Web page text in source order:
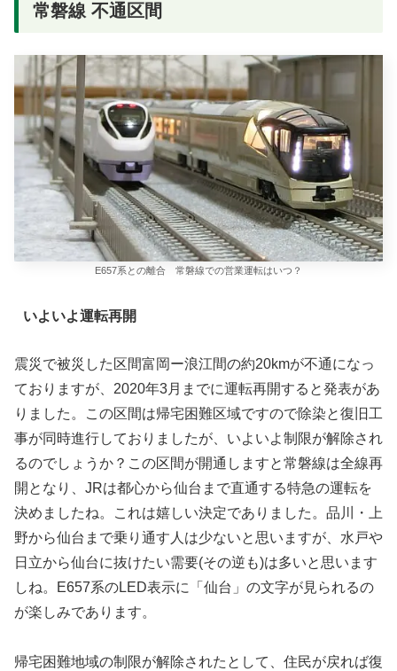
常磐線 不通区間
E657系との離合 常磐線での営業運転はいつ？
いよいよ運転再開
震災で被災した区間富岡ー浪江間の約20kmが不通になっ
ておりますが、2020年3月までに運転再開すると発表があ
りました。この区間は帰宅困難区域ですので除染と復旧工
事が同時進行しておりましたが、いよいよ制限が解除され
るのでしょうか？この区間が開通しますと常磐線は全線再
開となり、JRは都心から仙台まで直通する特急の運転を
決めましたね。これは嬉しい決定でありました。品川・上
野から仙台まで乗り通す人は少ないと思いますが、水戸や
日立から仙台に抜けたい需要(その逆も)は多いと思います
しね。E657系のLED表示に「仙台」の文字が見られるの
が楽しみであります。
帰宅困難地域の制限が解除されたとして、住民が戻れば復